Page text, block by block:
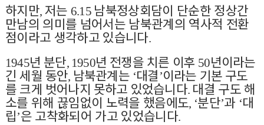
하지만, 저는 6.15 남북정상회담이 단순한 정상간
만남의 의미를 넘어서는 남북관계의 역사적 전환
점이라고 생각하고 있습니다.
1945년 분단, 1950년 전쟁을 치른 이후 50년이라는
긴 세월 동안, 남북관계는 ‘대결’이라는 기본 구도
를 크게 벗어나지 못하고 있었습니다. 대결 구도 해
소를 위해 끊임없이 노력을 했음에도, ‘분단’과 ‘대
립’은 고착화되어 가고 있었습니다.